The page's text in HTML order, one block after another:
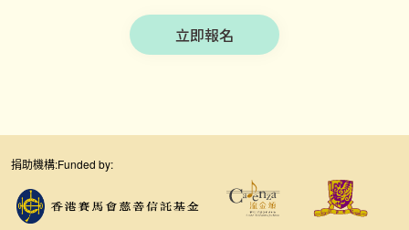
立即報名
捐助機構:Funded by: